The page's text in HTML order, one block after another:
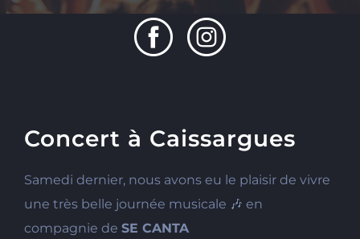
Concert à Caissargues
Samedi dernier, nous avons eu le plaisir de vivre
une très belle journée musicale 🎶 en
compagnie de SE CANTA